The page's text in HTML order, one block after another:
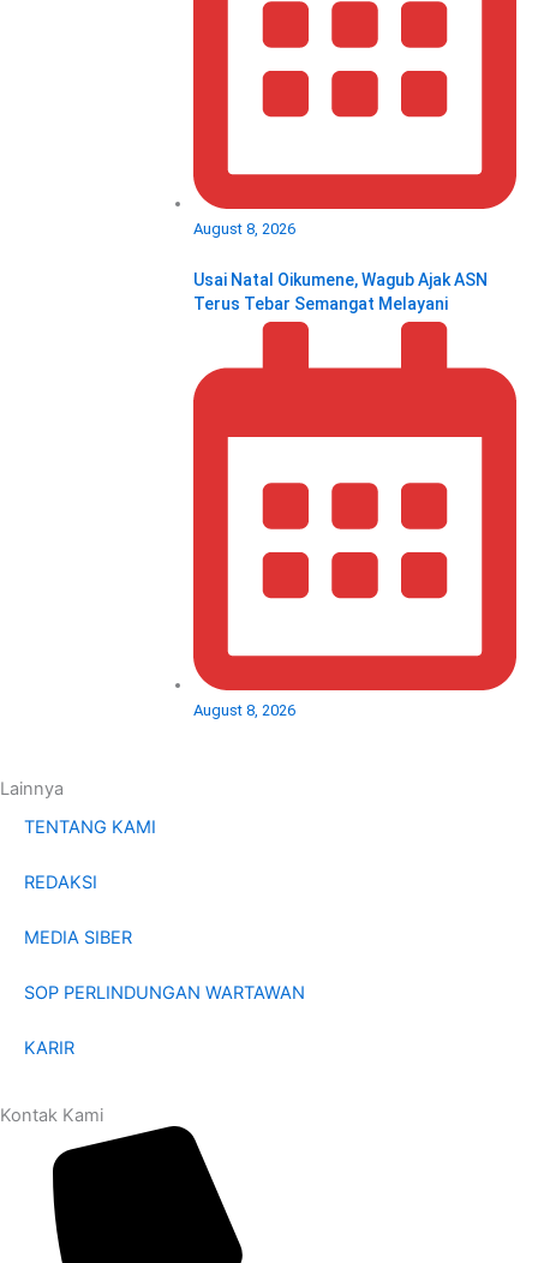
August 8, 2026
Usai Natal Oikumene, Wagub Ajak ASN
Terus Tebar Semangat Melayani
August 8, 2026
Lainnya
TENTANG KAMI
REDAKSI
MEDIA SIBER
SOP PERLINDUNGAN WARTAWAN
KARIR
Kontak Kami